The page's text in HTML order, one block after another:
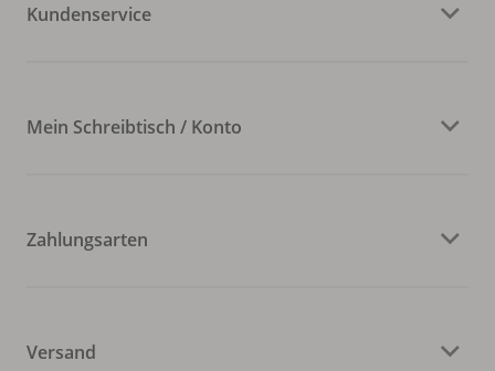
Kundenservice
Mein Schreibtisch / Konto
Zahlungsarten
Versand